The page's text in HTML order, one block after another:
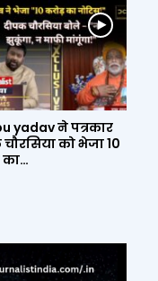
yadav ने पत्रकार
को भेजा 10
का…